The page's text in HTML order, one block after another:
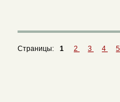
Страницы: 1 2 3 4